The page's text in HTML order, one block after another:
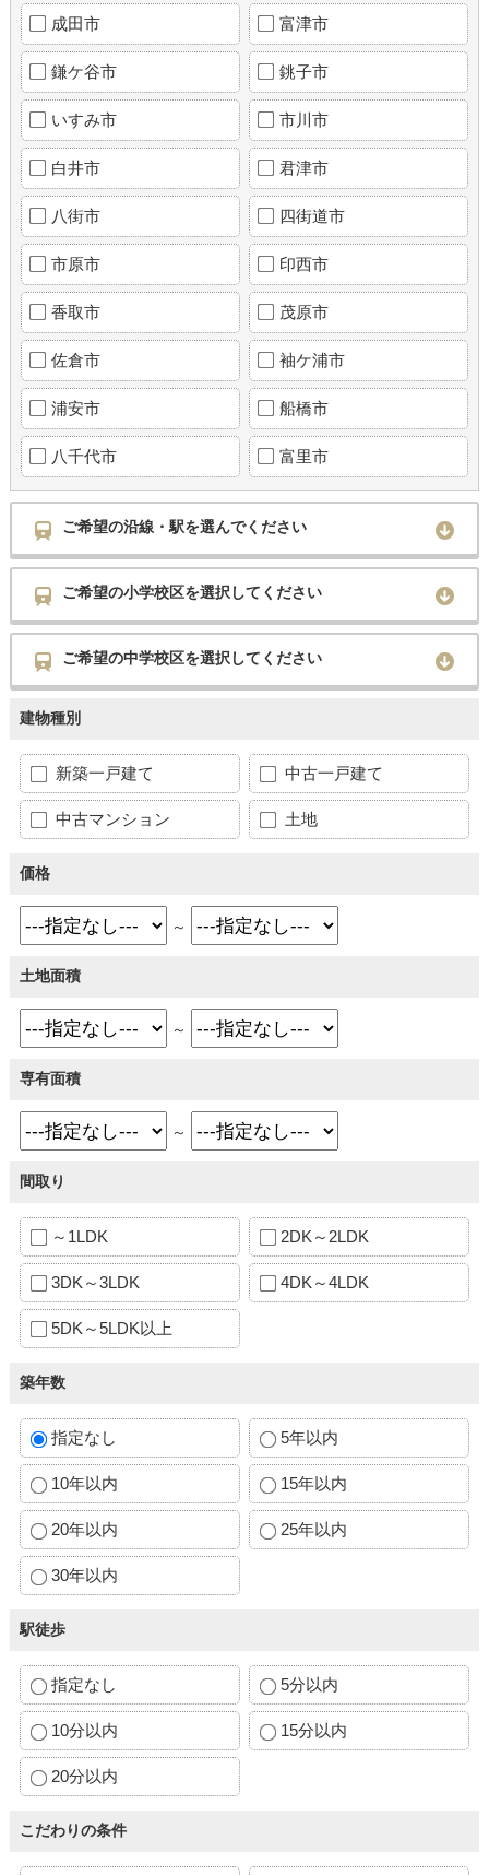
成田市 富津市
鎌ケ谷市 銚子市
いすみ市 市川市
白井市 君津市
八街市 四街道市
市原市 印西市
香取市 茂原市
佐倉市 袖ケ浦市
浦安市 船橋市
八千代市 富里市
ご希望の沿線・駅を選んでください
ご希望の小学校区を選択してください
ご希望の中学校区を選択してください
建物種別
新築一戸建て 中古一戸建て
中古マンション 土地
価格
～
土地面積
～
専有面積
～
間取り
～1LDK 2DK～2LDK
3DK～3LDK 4DK～4LDK
5DK～5LDK以上
築年数
指定なし 5年以内
10年以内 15年以内
20年以内 25年以内
30年以内
駅徒歩
指定なし 5分以内
10分以内 15分以内
20分以内
こだわりの条件